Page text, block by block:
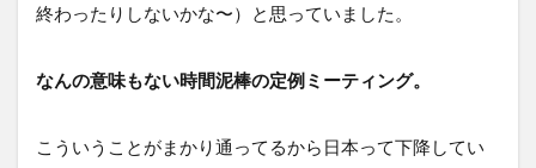
終わったりしないかな〜）と思っていました。
なんの意味もない時間泥棒の定例ミーティング。
こういうことがまかり通ってるから日本って下降してい